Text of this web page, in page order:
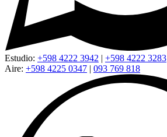
Estudio: +598 4222 3942 | +598 4222 3283
Aire: +598 4225 0347 | 093 769 818